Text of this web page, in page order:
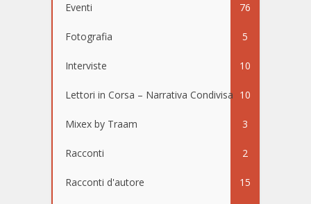
Eventi 76
Fotografia 5
Interviste 10
Lettori in Corsa – Narrativa Condivisa 10
Mixex by Traam 3
Racconti 2
Racconti d'autore 15